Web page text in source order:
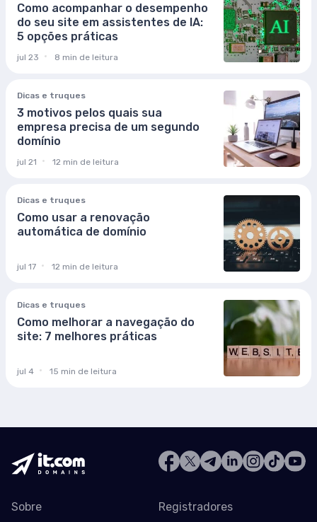
Como acompanhar o desempenho
do seu site em assistentes de IA:
5 opções práticas
jul 23 8 min de leitura
Dicas e truques
3 motivos pelos quais sua
empresa precisa de um segundo
domínio
jul 21 12 min de leitura
Dicas e truques
Como usar a renovação
automática de domínio
jul 17 12 min de leitura
Dicas e truques
Como melhorar a navegação do
site: 7 melhores práticas
jul 4 15 min de leitura
Sobre
Registradores